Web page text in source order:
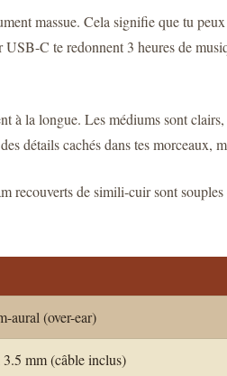
massue. Cela signifie que tu
C te redonnent 3 heures de
la longue. Les médiums sont
détails cachés dans tes morceaux,
de simili-cuir sont
aural (over-ear)
mm (câble inclus)